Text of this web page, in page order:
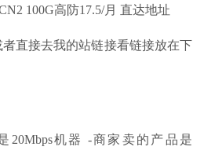
100G高防17.5/月 直达地址
直接去我的站链接看链接放在下
20Mbps机器 -商家卖的产品是